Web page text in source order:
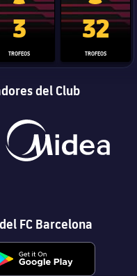
de Campeones
Trofeo del Mundial de
3
TROFEOS
Copa del
32
TROFEOS
del Club
FC Barcelona